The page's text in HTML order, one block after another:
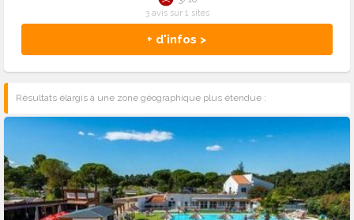
+ d'infos >
3 avis sur 1 sites
Résultats élargis à une zone géographique plus étendue :